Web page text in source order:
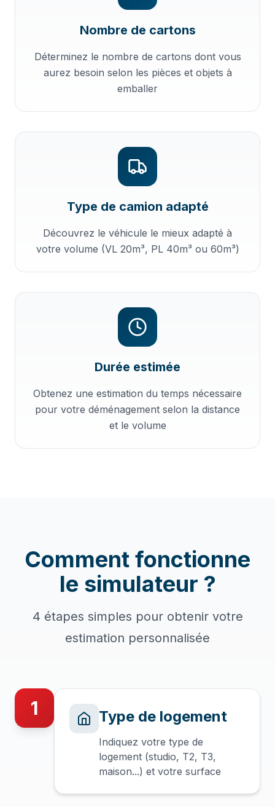
Nombre de cartons
Déterminez le nombre de cartons dont vous
aurez besoin selon les pièces et objets à
emballer
Type de camion adapté
Découvrez le véhicule le mieux adapté à
votre volume (VL 20m³, PL 40m³ ou 60m³)
Durée estimée
Obtenez une estimation du temps nécessaire
pour votre déménagement selon la distance
et le volume
Comment fonctionne
le simulateur ?
4 étapes simples pour obtenir votre
estimation personnalisée
1 Type de logement
Indiquez votre type de
logement (studio, T2, T3,
maison...) et votre surface